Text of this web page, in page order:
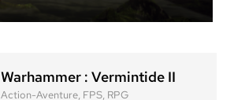
Warhammer : Vermintide II
Action-Aventure, FPS, RPG